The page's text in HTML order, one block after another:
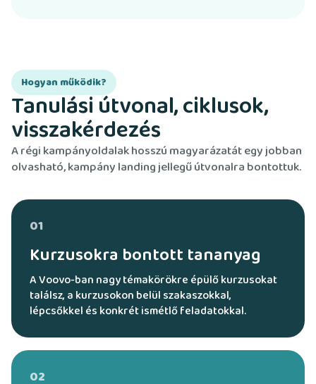
Hogyan működik?
Tanulási útvonal, ciklusok,
visszakérdezés
A régi kampányoldalak hosszú magyarázatát egy jobban
olvasható, kampány landing jellegű útvonalra bontottuk.
01
Kurzusokra bontott tananyag
A Voovo-ban nagy témakörökre épülő kurzusokat
találsz, a kurzusokon belül szakaszokkal,
lépcsőkkel és konkrét ismétlő feladatokkal.
02